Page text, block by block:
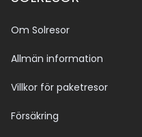
Om Solresor
Allmän information
Villkor för paketresor
Försäkring